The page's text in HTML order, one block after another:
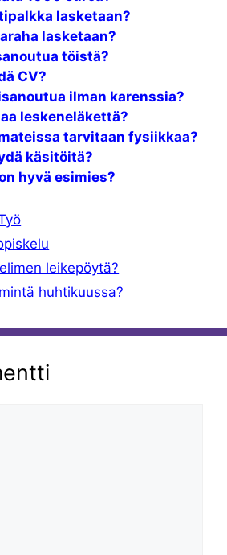
lasketaan?
lasketaan?
töistä?
CV?
ilman karenssia?
leskeneläkettä?
tarvitaan fysiikkaa?
käsitöitä?
hyvä esimies?
leikepöytä?
huhtikuussa?